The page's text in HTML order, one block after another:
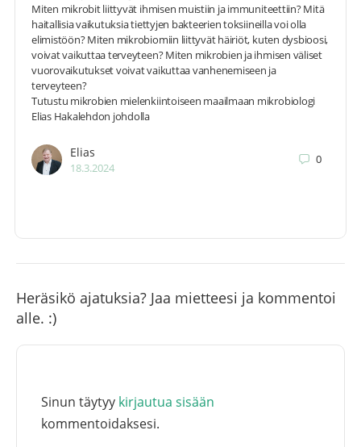
Miten mikrobit liittyvät ihmisen muistiin ja immuniteettiin? Mitä
haitallisia vaikutuksia tiettyjen bakteerien toksiineilla voi olla
elimistöön? Miten mikrobiomiin liittyvät häiriöt, kuten dysbioosi,
voivat vaikuttaa terveyteen? Miten mikrobien ja ihmisen väliset
vuorovaikutukset voivat vaikuttaa vanhenemiseen ja
terveyteen?
Tutustu mikrobien mielenkiintoiseen maailmaan mikrobiologi
Elias Hakalehdon johdolla
Elias
18.3.2024
0
Heräsikö ajatuksia? Jaa mietteesi ja kommentoi
alle. :)
Sinun täytyy kirjautua sisään
kommentoidaksesi.